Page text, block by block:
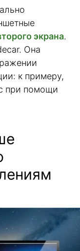
экрана.
Она
к примеру,
при помощи